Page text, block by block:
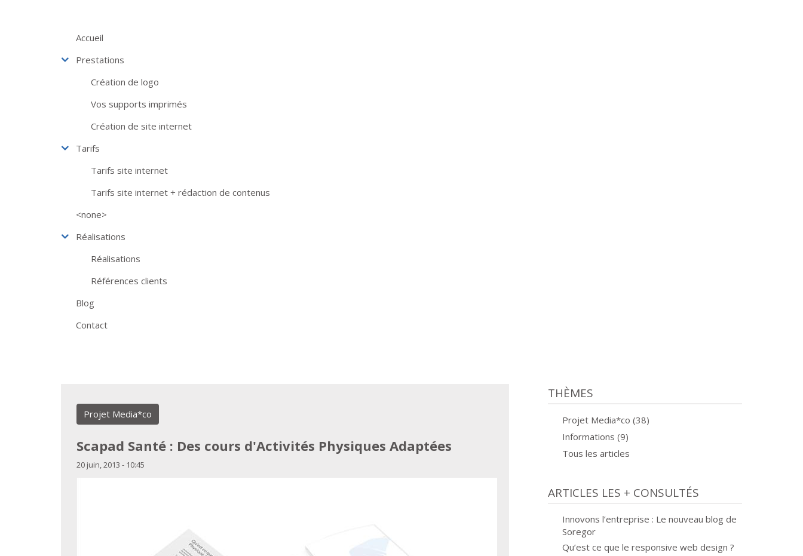
Accueil
Prestations
Création de logo
Vos supports imprimés
Création de site internet
Tarifs
Tarifs site internet
Tarifs site internet + rédaction de contenus
<none>
Réalisations
Réalisations
Références clients
Blog
Contact
Projet Media*co
Scapad Santé : Des cours d'Activités Physiques Adaptées
20 juin, 2013 - 10:45
THÈMES
Projet Media*co (38)
Informations (9)
Tous les articles
ARTICLES LES + CONSULTÉS
Innovons l’entreprise : Le nouveau blog de
Soregor
Qu’est ce que le responsive web design ?